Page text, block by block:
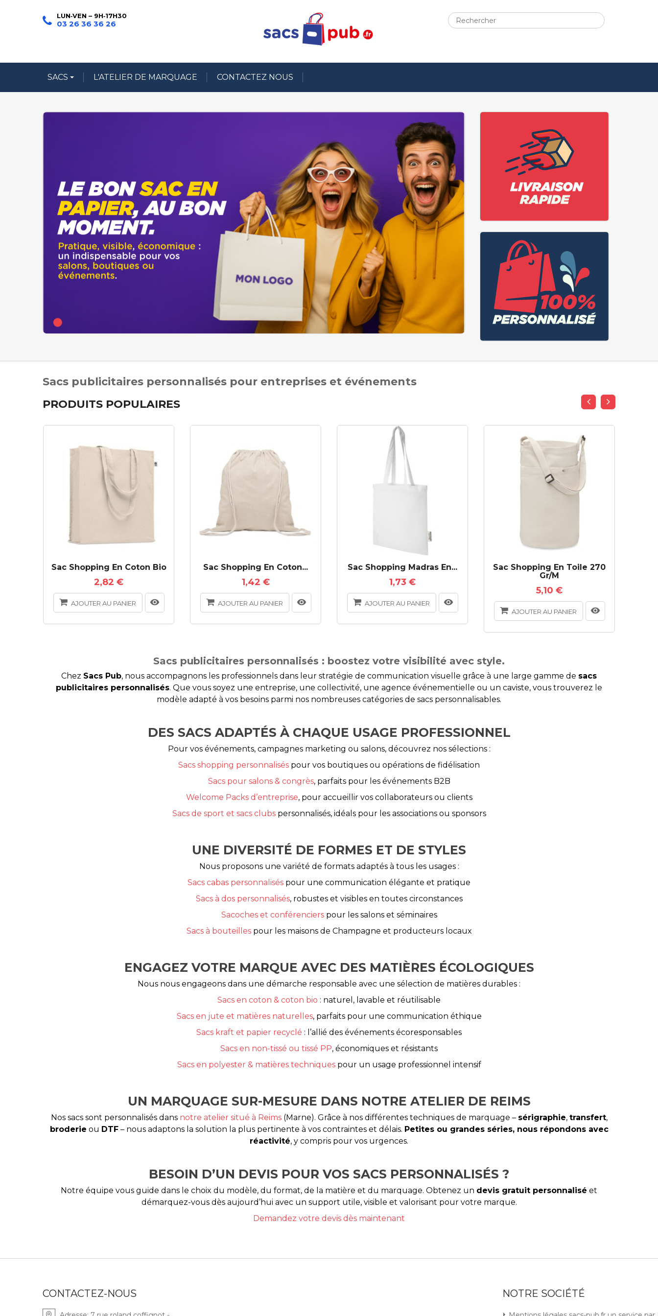
LUN‑VEN – 9H‑17H30
03 26 36 36 26
SACS L'ATELIER DE MARQUAGE CONTACTEZ NOUS
Sacs publicitaires personnalisés pour entreprises et événements
PRODUITS POPULAIRES
Sac Shopping En Coton Bio
2,82 €
AJOUTER AU PANIER
Sac Shopping En Coton...
1,42 €
AJOUTER AU PANIER
Sac Shopping Madras En...
1,73 €
AJOUTER AU PANIER
Sac Shopping En Toile 270
Gr/m
5,10 €
AJOUTER AU PANIER
Sacs publicitaires personnalisés : boostez votre visibilité avec style.
Chez Sacs Pub, nous accompagnons les professionnels dans leur stratégie de communication visuelle grâce à une large gamme de sacs
publicitaires personnalisés. Que vous soyez une entreprise, une collectivité, une agence événementielle ou un caviste, vous trouverez le
modèle adapté à vos besoins parmi nos nombreuses catégories de sacs personnalisables.
DES SACS ADAPTÉS À CHAQUE USAGE PROFESSIONNEL
Pour vos événements, campagnes marketing ou salons, découvrez nos sélections :
Sacs shopping personnalisés pour vos boutiques ou opérations de fidélisation
Sacs pour salons & congrès, parfaits pour les événements B2B
Welcome Packs d’entreprise, pour accueillir vos collaborateurs ou clients
Sacs de sport et sacs clubspersonnalisés, idéals pour les associations ou sponsors
UNE DIVERSITÉ DE FORMES ET DE STYLES
Nous proposons une variété de formats adaptés à tous les usages :
Sacs cabas personnalisés pour une communication élégante et pratique
Sacs à dos personnalisés, robustes et visibles en toutes circonstances
Sacoches et conférencierspour les salons et séminaires
Sacs à bouteillespour les maisons de Champagne et producteurs locaux
ENGAGEZ VOTRE MARQUE AVEC DES MATIÈRES ÉCOLOGIQUES
Nous nous engageons dans une démarche responsable avec une sélection de matières durables :
Sacs en coton & coton bio : naturel, lavable et réutilisable
Sacs en jute et matières naturelles, parfaits pour une communication éthique
Sacs kraft et papier recyclé : l’allié des événements écoresponsables
Sacs en non-tissé ou tissé PP, économiques et résistants
Sacs en polyester & matières techniquespour un usage professionnel intensif
UN MARQUAGE SUR-MESURE DANS NOTRE ATELIER DE REIMS
Nos sacs sont personnalisés dans notre atelier situé à Reims(Marne). Grâce à nos différentes techniques de marquage – sérigraphie, transfert,
broderie ou DTF– nous adaptons la solution la plus pertinente à vos contraintes et délais. Petites ou grandes séries, nous répondons avec
réactivité, y compris pour vos urgences.
BESOIN D’UN DEVIS POUR VOS SACS PERSONNALISÉS ?
Notre équipe vous guide dans le choix du modèle, du format, de la matière et du marquage. Obtenez un devis gratuit personnalisé et
démarquez-vous dès aujourd’hui avec un support utile, visible et valorisant pour votre marque.
Demandez votre devis dès maintenant
CONTACTEZ-NOUS NOTRE SOCIÉTÉ